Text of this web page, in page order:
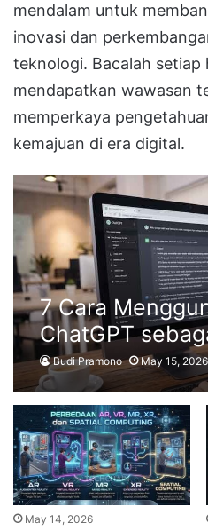
mendalam untuk
inovasi dan
teknologi. Bacalah setiap
mendapatkan wawasan
memperkaya
kemajuan di era digital.
7 Cara
ChatGPT
Pribadi di
Budi Pramono May 15, 2026
May 14, 2026